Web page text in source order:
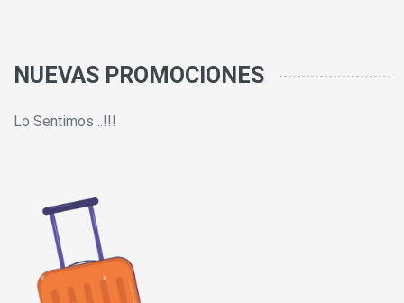
NUEVAS PROMOCIONES
Lo Sentimos ..!!!